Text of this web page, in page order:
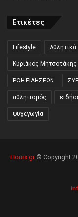
Ετικέτες
Lifestyle Αθλητικά
Κυριάκος Μητσοτάκης
ΡΟΗ ΕΙΔΗΣΕΩΝ
αθλητισμός
ψυχαγωγία
Hours.gr© Copyright